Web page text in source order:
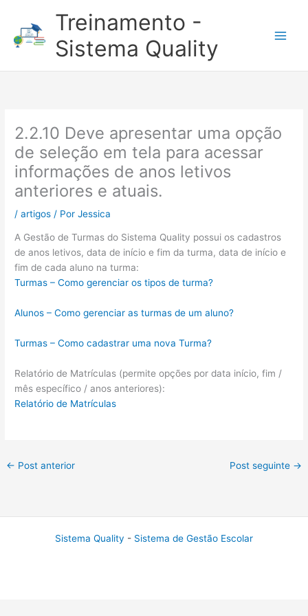
Treinamento -
Sistema Quality
2.2.10 Deve apresentar uma opção
de seleção em tela para acessar
informações de anos letivos
anteriores e atuais.
/artigos / PorJessica
A Gestão de Turmas do Sistema Quality possui os cadastros
de anos letivos, data de início e fim da turma, data de início e
fim de cada aluno na turma:
Turmas – Como gerenciar os tipos de turma?
Alunos – Como gerenciar as turmas de um aluno?
Turmas – Como cadastrar uma nova Turma?
Relatório de Matrículas (permite opções por data início, fim /
mês específico / anos anteriores):
Relatório de Matrículas
← Post anterior Post seguinte →
Sistema Quality - Sistema de Gestão Escolar